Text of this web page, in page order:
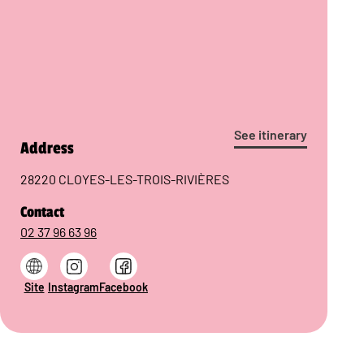
See itinerary
Address
28220 CLOYES-LES-TROIS-RIVIÈRES
Contact
02 37 96 63 96
Site InstagramFacebook